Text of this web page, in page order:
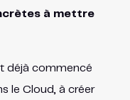
à mettre
déjà commencé
le Cloud, à créer